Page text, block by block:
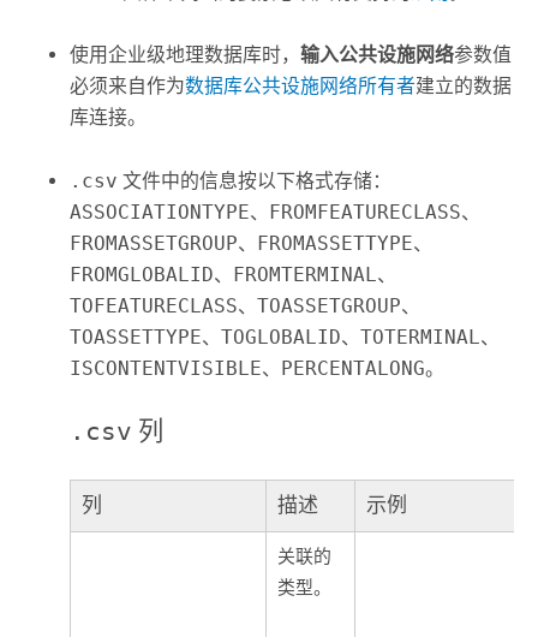
使用企业级地理数据库时，输入公共设施网络参数值
必须来自作为数据库公共设施网络所有者建立的数据
库连接。
.csv 文件中的信息按以下格式存储：
ASSOCIATIONTYPE、 FROMFEATURECLASS、
FROMASSETGROUP、 FROMASSETTYPE、
FROMGLOBALID、 FROMTERMINAL、
TOFEATURECLASS、TOASSETGROUP、
TOASSETTYPE、TOGLOBALID、TOTERMINAL、
ISCONTENTVISIBLE、 PERCENTALONG。
.csv 列
列 描述 示例
关联的
类型。